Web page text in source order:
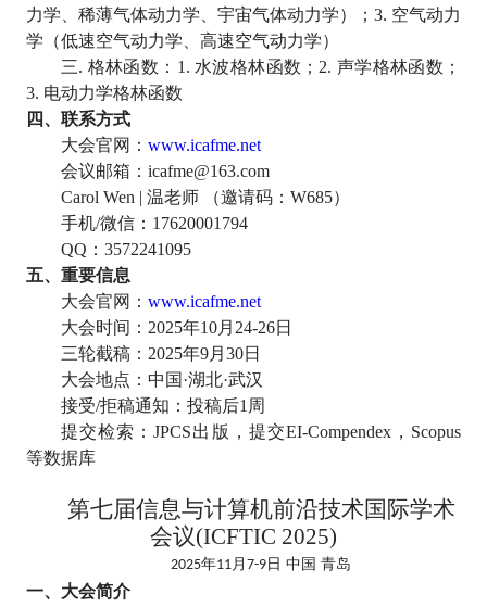
力学、稀薄气体动力学、宇宙气体动力学）；3. 空气动力
学（低速空气动力学、高速空气动力学）
三. 格林函数： 1. 水波格林函数； 2. 声学格林函数；
3. 电动力学格林函数
四、联系方式
大会官网： www.icafme.net
会议邮箱： icafme@163.com
Carol Wen | 温老师 （邀请码： W685）
手机/微信： 17620001794
QQ ： 3572241095
五、重要信息
大会官网： www.icafme.net
大会时间： 2025年10月 24-26日
三轮截稿： 2025年9月 30日
大会地点：中国 ·湖北·武汉
接受/拒稿通知：投稿后1 周
提交检索：JPCS出版，提交EI-Compendex， Scopus
等数据库
第七届信息与计算机前沿技术国际学术
会议(ICFTIC 2025)
2025年11 月 7-9日 中国 青岛
一、大会简介